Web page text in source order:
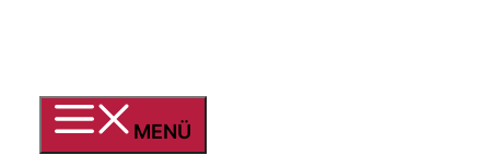
springen
MENÜ